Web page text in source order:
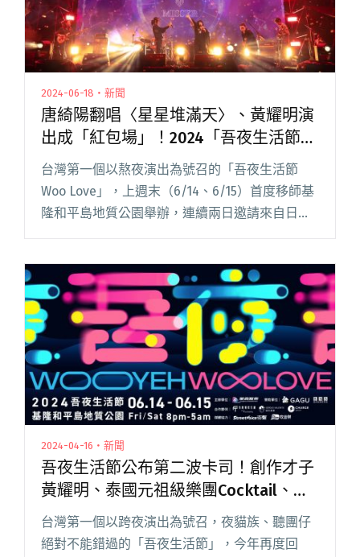
2024-06-18・新聞
唐綺陽翻唱〈星星堆滿天〉、黃耀明演
出成「紅包場」！2024「吾夜生活節」
亮點回顧
台灣第一個以熬夜演出為號召的「吾夜生活節
Woo Love」，上週末（6/14、6/15）首度移師基
隆和平島地質公園舉辦，連續兩日邀請來自日、
韓、港、泰及台灣的表演者，包括：「香港創作
新銳閱讀全文 "唐綺陽翻唱〈星星堆滿天〉、黃
耀明演出成「紅包場」！2024「吾夜生活節」亮
點回顧"
2024-04-16・新聞
吾夜生活節公布第二波卡司！創作才子
黃耀明、泰國元祖級樂團Cocktail、日
本新銳女聲a子
台灣第一個以跨夜演出為號召，夜貓族、聽團仔
絕對不能錯過的「吾夜生活節」，今年再度回